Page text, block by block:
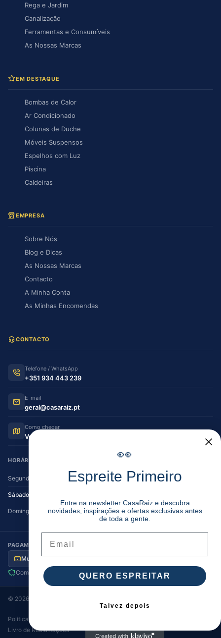
Rega e Jardim
Canalização
Ferramentas e Consumíveis
As Nossas Marcas
EM DESTAQUE
Bombas de Calor
Ar Condicionado
Colunas de Duche
Móveis Suspensos
Espelhos com Luz
Piscina
Caldeiras
EMPRESA
Sobre Nós
Blog e Dicas
As Nossas Marcas
Contacto
A Minha Conta
As Minhas Encomendas
CONTACTO
Telefone / WhatsApp
+351 934 443 239
E-mail
geral@casaraiz.pt
Como chegar
Ver no Google Maps
HORÁRIO DE FUNCIONAMENTO
Segunda — Sexta 08:30–12:30 | 14:00–19:30
Sábado
Domingo Encerrado
PAGAMENTO SEGURO
Multibanco MB Way Visa / MC
Transferência
Compra segura
Envio para Portugal
© 2026
Política de Privacidade
Livro de Reclamações
👀
Espreite Primeiro
Entre na newsletter CasaRaiz e descubra
novidades, inspirações e ofertas exclusivas antes
de toda a gente.
QUERO ESPREITAR
Talvez depois